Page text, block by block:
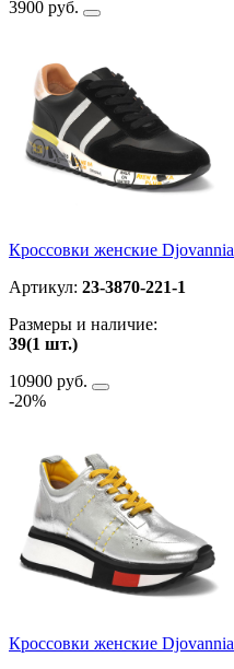
3900 руб.
Кроссовки женские Djovannia
Артикул: 23-3870-221-1
Размеры и наличие:
39(1 шт.)
10900 руб.
-20%
Кроссовки женские Djovannia